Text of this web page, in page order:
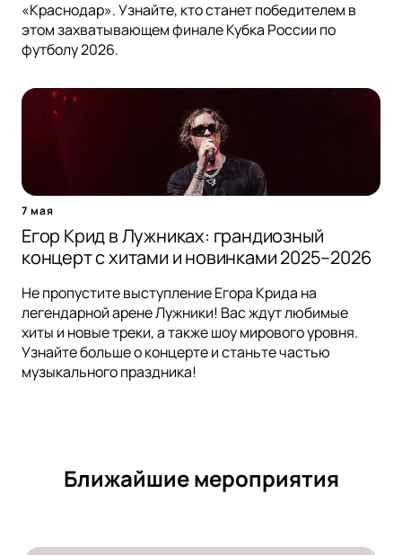
«Краснодар». Узнайте, кто станет победителем в
этом захватывающем финале Кубка России по
футболу 2026.
7 мая
Егор Крид в Лужниках: грандиозный
концерт с хитами и новинками 2025–2026
Не пропустите выступление Егора Крида на
легендарной арене Лужники! Вас ждут любимые
хиты и новые треки, а также шоу мирового уровня.
Узнайте больше о концерте и станьте частью
музыкального праздника!
Ближайшие мероприятия